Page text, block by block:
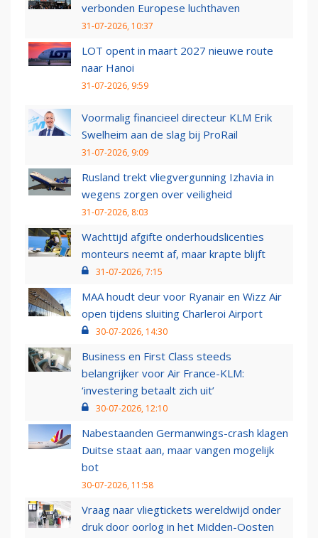
verbonden Europese luchthaven
31-07-2026, 10:37
LOT opent in maart 2027 nieuwe route
naar Hanoi
31-07-2026, 9:59
Voormalig financieel directeur KLM Erik
Swelheim aan de slag bij ProRail
31-07-2026, 9:09
Rusland trekt vliegvergunning Izhavia in
wegens zorgen over veiligheid
31-07-2026, 8:03
Wachttijd afgifte onderhoudslicenties
monteurs neemt af, maar krapte blijft
31-07-2026, 7:15
MAA houdt deur voor Ryanair en Wizz Air
open tijdens sluiting Charleroi Airport
30-07-2026, 14:30
Business en First Class steeds
belangrijker voor Air France-KLM:
‘investering betaalt zich uit’
30-07-2026, 12:10
Nabestaanden Germanwings-crash klagen
Duitse staat aan, maar vangen mogelijk
bot
30-07-2026, 11:58
Vraag naar vliegtickets wereldwijd onder
druk door oorlog in het Midden-Oosten